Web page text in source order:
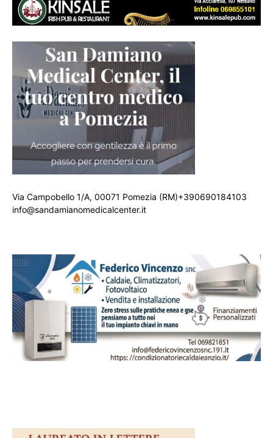
Via Campobello 1/A, 00071 Pomezia (RM)+390690184103
info@sandamianomedicalcenter.it